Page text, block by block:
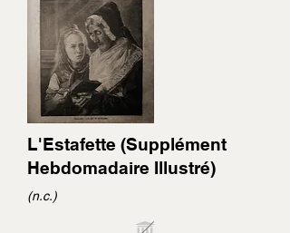
L'Estafette (Supplément
Hebdomadaire Illustré)
(n.c.)